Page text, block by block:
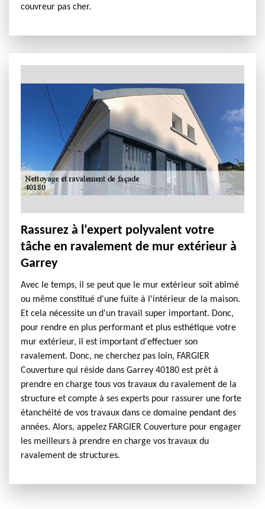
couvreur pas cher.
Rassurez à l’expert polyvalent votre
tâche en ravalement de mur extérieur à
Garrey
Avec le temps, il se peut que le mur extérieur soit abîmé
ou même constitué d'une fuite à l'intérieur de la maison.
Et cela nécessite un d'un travail super important. Donc,
pour rendre en plus performant et plus esthétique votre
mur extérieur, il est important d'effectuer son
ravalement. Donc, ne cherchez pas loin, FARGIER
Couverture qui réside dans Garrey 40180 est prêt à
prendre en charge tous vos travaux du ravalement de la
structure et compte à ses experts pour rassurer une forte
étanchéité de vos travaux dans ce domaine pendant des
années. Alors, appelez FARGIER Couverture pour engager
les meilleurs à prendre en charge vos travaux du
ravalement de structures.